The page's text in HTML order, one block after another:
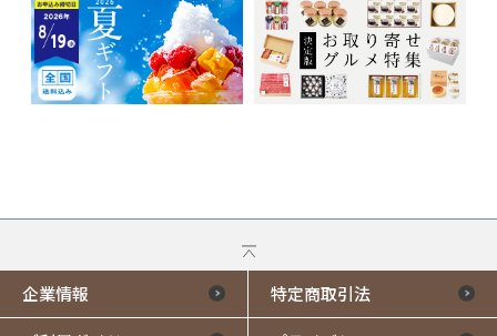
企業情報 特定商取引法